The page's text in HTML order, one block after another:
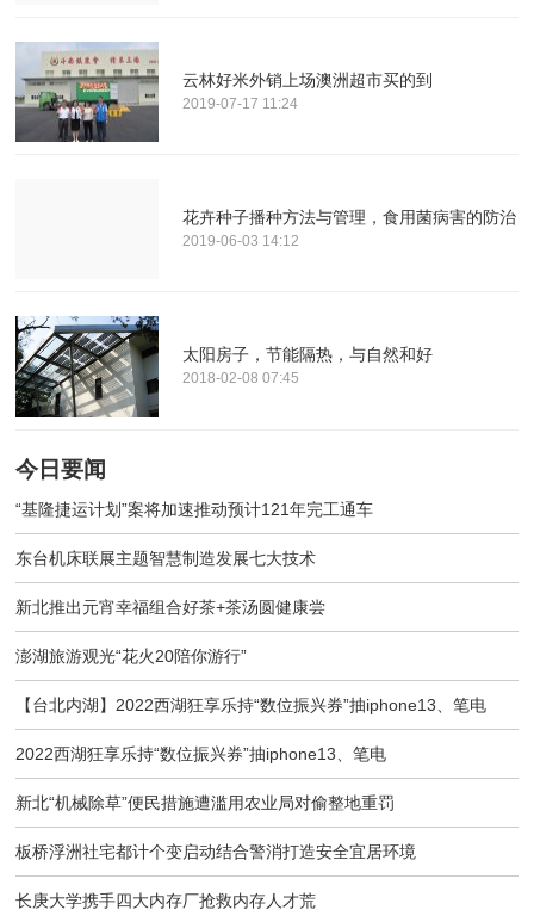
云林好米外销上场澳洲超市买的到
2019-07-17 11:24
花卉种子播种方法与管理，食用菌病害的防治
2019-06-03 14:12
太阳房子，节能隔热，与自然和好
2018-02-08 07:45
今日要闻
“基隆捷运计划”案将加速推动预计121年完工通车
东台机床联展主题智慧制造发展七大技术
新北推出元宵幸福组合好茶+茶汤圆健康尝
澎湖旅游观光“花火20陪你游行”
【台北内湖】2022西湖狂享乐持“数位振兴券”抽iphone13、笔电
2022西湖狂享乐持“数位振兴券”抽iphone13、笔电
新北“机械除草”便民措施遭滥用农业局对偷整地重罚
板桥浮洲社宅都计个变启动结合警消打造安全宜居环境
长庚大学携手四大内存厂抢救内存人才荒